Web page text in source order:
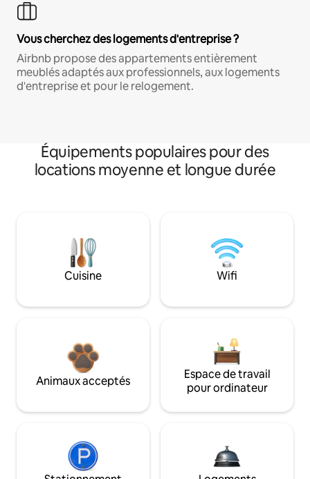
Vous cherchez des logements d'entreprise ?
Airbnb propose des appartements entièrement
meublés adaptés aux professionnels, aux logements
d'entreprise et pour le relogement.
Équipements populaires pour des
locations moyenne et longue durée
Cuisine Wifi
Animaux acceptés
Espace de travail
pour ordinateur